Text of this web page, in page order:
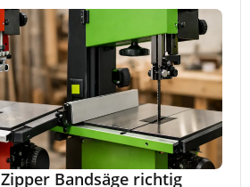
Bandsäge richtig